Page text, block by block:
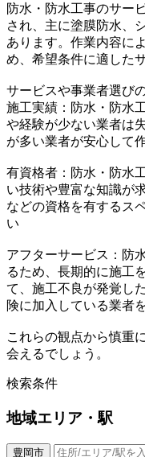
防水・防水工事のサー
され、主に塗膜防水、
あります。作業内容に
め、希望条件に適した
サービスや事業者選び
施工実績：防水・防水
や経験が少ない業者は
が多い業者が安心して
有資格者：防水・防水
い技術や豊富な知識が
などの資格を有するス
い
アフターサービス：防
るため、長期的に施工
て、施工不良が発覚し
険に加入している業者
これらの観点から慎重
会えるでしょう。
検索条件
地域エリア・駅
豊岡市